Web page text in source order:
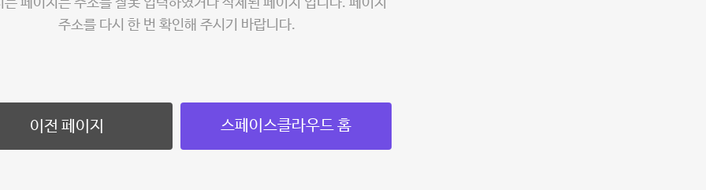
는 페이지는 주소를 잘못 입력하였거나 삭제된 페이지 입니다. 페이지
주소를 다시 한 번 확인해 주시기 바랍니다.
이전 페이지 스페이스클라우드 홈